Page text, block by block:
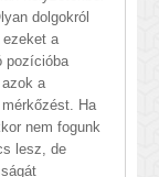
dolgokról
a
pozícióba
a
Ha
nem fogunk
lesz, de